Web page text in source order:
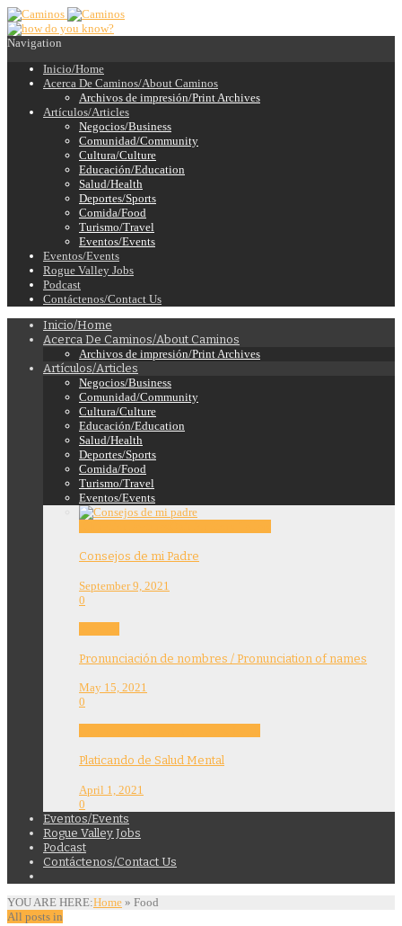
Navigation
Inicio/Home
Acerca De Caminos/About Caminos
Archivos de impresión/Print Archives
Artículos/Articles
Negocios/Business
Comunidad/Community
Cultura/Culture
Educación/Education
Salud/Health
Deportes/Sports
Comida/Food
Turismo/Travel
Eventos/Events
Eventos/Events
Rogue Valley Jobs
Podcast
Contáctenos/Contact Us
Inicio/Home
Acerca De Caminos/About Caminos
Archivos de impresión/Print Archives
Artículos/Articles
Negocios/Business
Comunidad/Community
Cultura/Culture
Educación/Education
Salud/Health
Deportes/Sports
Comida/Food
Turismo/Travel
Eventos/Events
Consejos de mi Padre
September 9, 2021
0
Pronunciación de nombres / Pronunciation of names
May 15, 2021
0
Platicando de Salud Mental
April 1, 2021
0
Eventos/Events
Rogue Valley Jobs
Podcast
Contáctenos/Contact Us
YOU ARE HERE:Home » Food
All posts in